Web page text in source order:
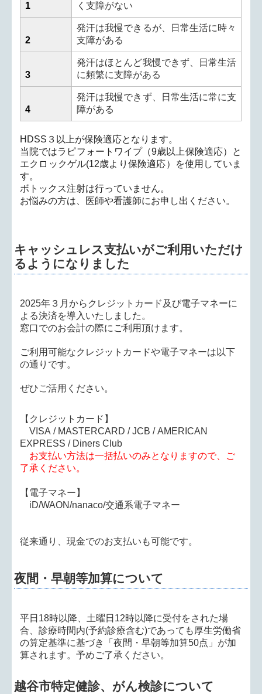
1 く支障がない
2
発汗は我慢できるが、日常生活に時々
支障がある
3
発汗はほとんど我慢できず、日常生活
に頻繁に支障がある
4
発汗は我慢できず、日常生活に常に支
障がある
HDSS ３以上が保険適応となります。
当院ではラピフォートワイプ（9歳以上保険適応）
と
エクロックゲル(12歳より保険適応）を使用していま
す。
ボトックス注射は行っていません。
お悩みの方は、医師や看護師にお申し出ください。
キャッシュレス支払いがご利用いただけ
るようになりました
2025年３月からクレジットカード及び電子マネーに
よる決済を導入いたしました。
窓口でのお会計の際にご利用頂けます。
ご利用可能なクレジットカードや電子マネーは以下
の通りです。
ぜひご活用ください。
【クレジットカード】
VISA / MASTERCARD / JCB / AMERICAN
EXPRESS / Diners Club
お支払い方法は一括払いのみとなりますので、ご
了承ください。
【電子マネー】
iD/WAON/nanaco/交通系電子マネー
従来通り、現金でのお支払いも可能です。
夜間・早朝等加算について
平日18時以降、土曜日12時以降に受付をされた場
合、診療時間内(予約診療含む)であっても厚生労働省
の算定基準に基づき「夜間・早朝等加算50点」が加
算されます。予めご了承ください。
越谷市特定健診、がん検診について